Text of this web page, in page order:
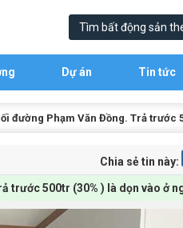
Dự án Tin tức
đường Phạm Văn Đồng. Trả trước
Chia sẻ tin này:
trước 500tr (30% ) là dọn vào ở